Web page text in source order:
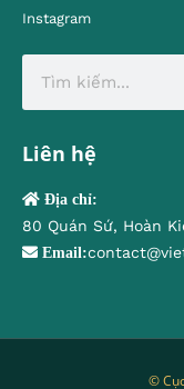
Instagram
Liên hệ
Địa chỉ:
80 Quán Sứ, Hoàn
Email:
©